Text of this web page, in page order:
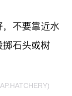
不要靠近水
石头或树